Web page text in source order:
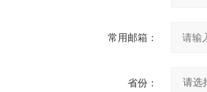
常用邮箱：
省份：